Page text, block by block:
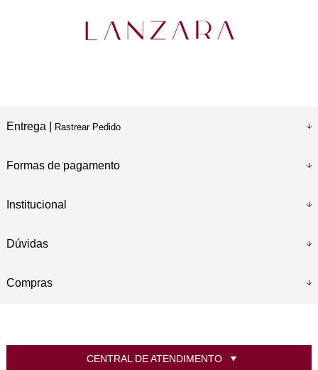
Entrega | Rastrear Pedido
Formas de pagamento
Institucional
Dúvidas
Compras
CENTRAL DE ATENDIMENTO